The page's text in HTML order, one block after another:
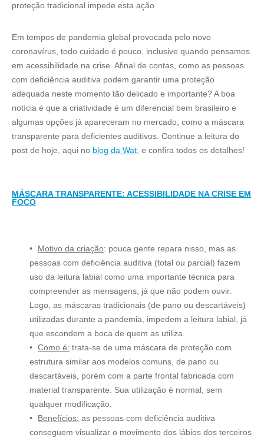
proteção tradicional impede esta ação
Em tempos de pandemia global provocada pelo novo
coronavírus, todo cuidado é pouco, inclusive quando pensamos
em acessibilidade na crise. Afinal de contas, como as pessoas
com deficiência auditiva podem garantir uma proteção
adequada neste momento tão delicado e importante? A boa
notícia é que a criatividade é um diferencial bem brasileiro e
algumas opções já apareceram no mercado, como a máscara
transparente para deficientes auditivos. Continue a leitura do
post de hoje, aqui no blog da Wat , e confira todos os detalhes!
MÁSCARA TRANSPARENTE: ACESSIBILIDADE NA CRISE EM
FOCO
Motivo da criação: pouca gente repara nisso, mas as
pessoas com deficiência auditiva (total ou parcial) fazem
uso da leitura labial como uma importante técnica para
compreender as mensagens, já que não podem ouvir.
Logo, as máscaras tradicionais (de pano ou descartáveis)
utilizadas durante a pandemia, impedem a leitura labial, já
que escondem a boca de quem as utiliza.
Como é: trata-se de uma máscara de proteção com
estrutura similar aos modelos comuns, de pano ou
descartáveis, porém com a parte frontal fabricada com
material transparente. Sua utilização é normal, sem
qualquer modificação.
Benefícios: as pessoas com deficiência auditiva
conseguem visualizar o movimento dos lábios dos terceiros